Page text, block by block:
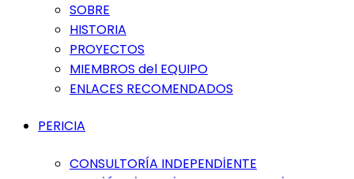
SOBRE
HISTORIA
PROYECTOS
MIEMBROS del EQUIPO
ENLACES RECOMENDADOS
PERICIA
CONSULTORÍA INDEPENDİENTE